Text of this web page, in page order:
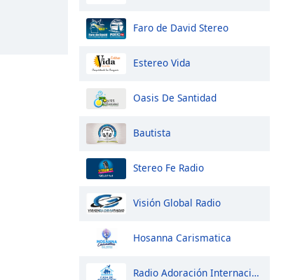
Faro de David Stereo
Estereo Vida
Oasis De Santidad
Bautista
Stereo Fe Radio
Visión Global Radio
Hosanna Carismatica
Radio Adoración Internacional